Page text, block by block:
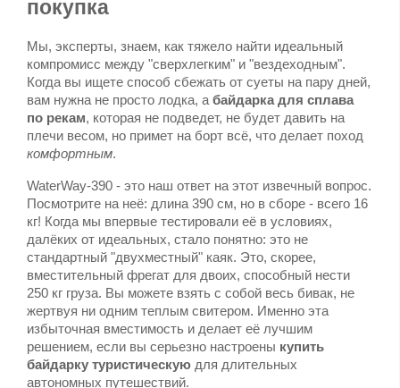
покупка
Мы, эксперты, знаем, как тяжело найти идеальный
компромисс между "сверхлегким" и "вездеходным".
Когда вы ищете способ сбежать от суеты на пару дней,
вам нужна не просто лодка, а байдарка для сплава
по рекам, которая не подведет, не будет давить на
комфортным.
WaterWay-390 - это наш ответ на этот извечный вопрос.
Посмотрите на неё: длина 390 см, но в сборе - всего 16
кг! Когда мы впервые тестировали её в условиях,
далёких от идеальных, стало понятно: это не
стандартный "двухместный" каяк. Это, скорее,
вместительный фрегат для двоих, способный нести
250 кг груза. Вы можете взять с собой весь бивак, не
жертвуя ни одним теплым свитером. Именно эта
избыточная вместимость и делает её лучшим
решением, если вы серьезно настроены купить
байдарку туристическую для длительных
автономных путешествий.